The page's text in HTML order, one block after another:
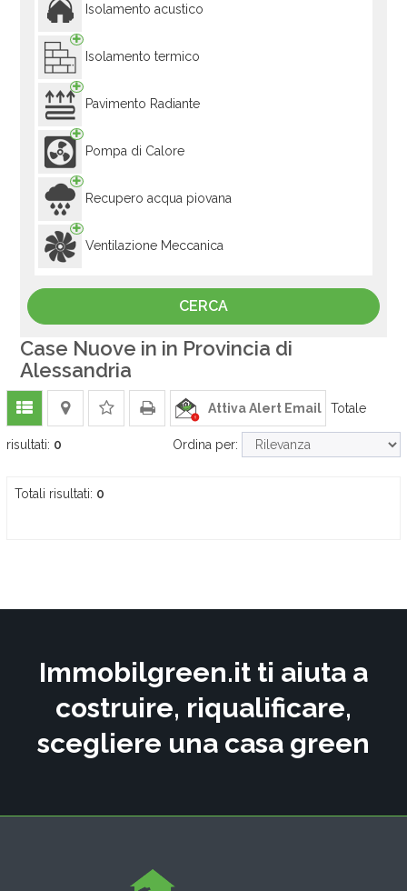
Isolamento acustico
Isolamento termico
Pavimento Radiante
Pompa di Calore
Recupero acqua piovana
Ventilazione Meccanica
Case Nuove in in Provincia di
Alessandria
Attiva Alert Email Totale
risultati: 0 Ordina per:
Totali risultati: 0
Immobilgreen.it ti aiuta a
costruire, riqualificare,
scegliere una casa green